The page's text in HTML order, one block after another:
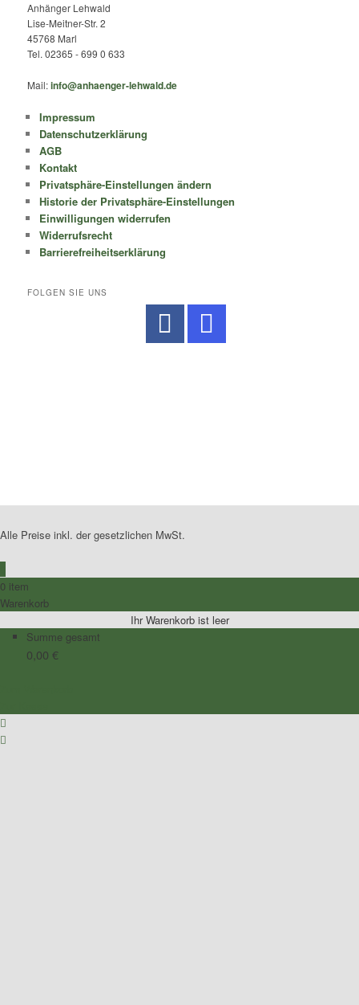
Anhänger Lehwald
Lise-Meitner-Str. 2
45768 Marl
Tel. 02365 - 699 0 633
Mail:info@anhaenger-lehwald.de
Impressum
Datenschutzerklärung
AGB
Kontakt
Privatsphäre-Einstellungen ändern
Historie der Privatsphäre-Einstellungen
Einwilligungen widerrufen
Widerrufsrecht
Barrierefreiheitserklärung
FOLGEN SIE UNS
Alle Preise inkl. der gesetzlichen MwSt.
0 item
Warenkorb
Ihr Warenkorb ist leer
Summe gesamt
0,00 €